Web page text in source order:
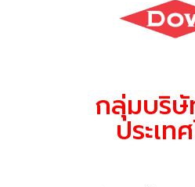
กลุ่มบริ
ประเท